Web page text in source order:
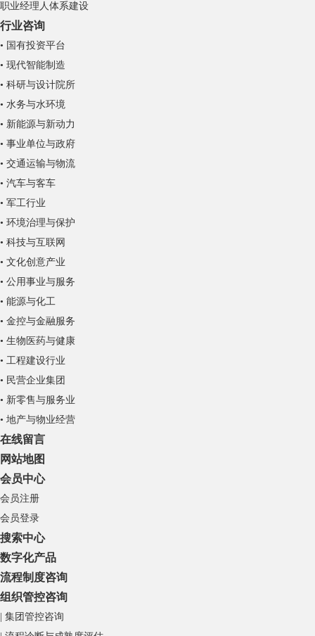
职业经理人体系建设
行业咨询
• 国有投资平台
• 现代智能制造
• 科研与设计院所
• 水务与水环境
• 新能源与新动力
• 事业单位与政府
• 交通运输与物流
• 汽车与客车
• 军工行业
• 环境治理与保护
• 科技与互联网
• 文化创意产业
• 公用事业与服务
• 能源与化工
• 金控与金融服务
• 生物医药与健康
• 工程建设行业
• 民营企业集团
• 新零售与服务业
• 地产与物业经营
在线留言
网站地图
会员中心
会员注册
会员登录
搜索中心
数字化产品
流程制度咨询
组织管控咨询
| 集团管控咨询